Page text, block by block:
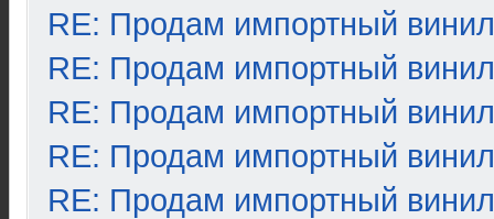
RE: Продам импортный винил
RE: Продам импортный винил
RE: Продам импортный винил
RE: Продам импортный винил
RE: Продам импортный винил